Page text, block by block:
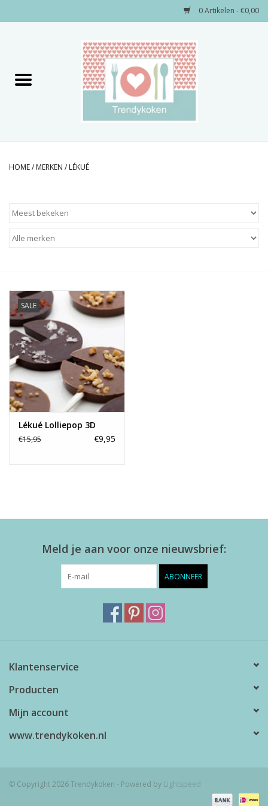
0 Artikelen - €0,00
Alles zien
NIEUW!
Sale!
Kleuren
HOME/ MERKEN / LÉKUÉ
SALE
Lékué Lolliepop 3D
€15,95 €9,95
Meld je aan voor onze nieuwsbrief:
ABONNEER
Klantenservice
Producten
Mijn account
www.trendykoken.nl
© Copyright 2026 Trendykoken - Powered by Lightspeed